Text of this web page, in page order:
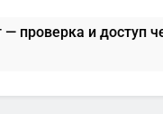
и доступ через Tor